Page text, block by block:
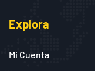
Explora
Mi Cuenta